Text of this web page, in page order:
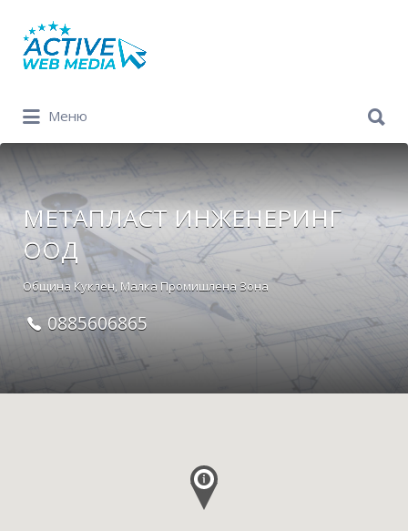
Search
for:
Меню
for:
МЕТАПЛАСТ ИНЖЕНЕРИНГ
ООД
Община Куклен, Малка Промишлена Зона
0885606865